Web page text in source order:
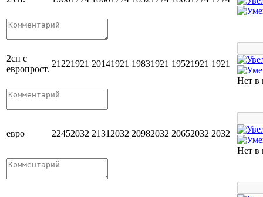
2сп с
европрост.
21221921 20141921 19831921 19521921 1921
Нет в
евро 22452032 2131 2032 20982032 20652032 2032
Нет в